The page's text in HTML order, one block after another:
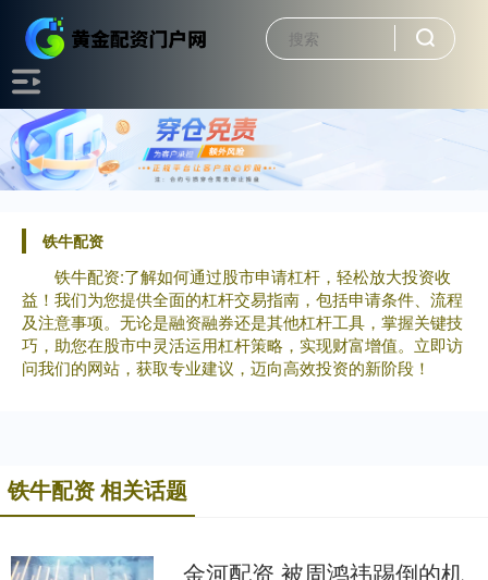
铁牛配资
铁牛配资:了解如何通过股市申请杠杆，轻松放大投资收
益！我们为您提供全面的杠杆交易指南，包括申请条件、流程
及注意事项。无论是融资融券还是其他杠杆工具，掌握关键技
巧，助您在股市中灵活运用杠杆策略，实现财富增值。立即访
问我们的网站，获取专业建议，迈向高效投资的新阶段！
铁牛配资 相关话题
金河配资 被周鸿祎踢倒的机